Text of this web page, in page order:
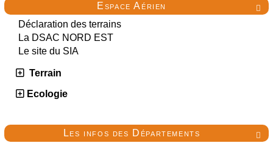

Espace Aérien
Déclaration des terrains
La DSAC NORD EST
Le site du SIA
Terrain
Ecologie

Les infos des Départements